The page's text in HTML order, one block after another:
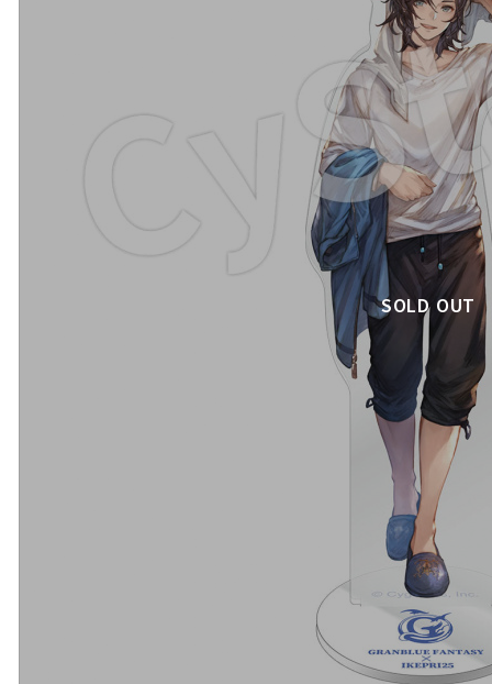
SOLD OUT